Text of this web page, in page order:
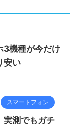
機種が今だけ
安い
スマートフォン
実測でもガチ